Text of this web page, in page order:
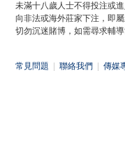
未滿十八歲人士不得投注或進
向非法或海外莊家下注，即屬
切勿沉迷賭博，如需尋求輔
常見問題 聯絡我們 傳媒